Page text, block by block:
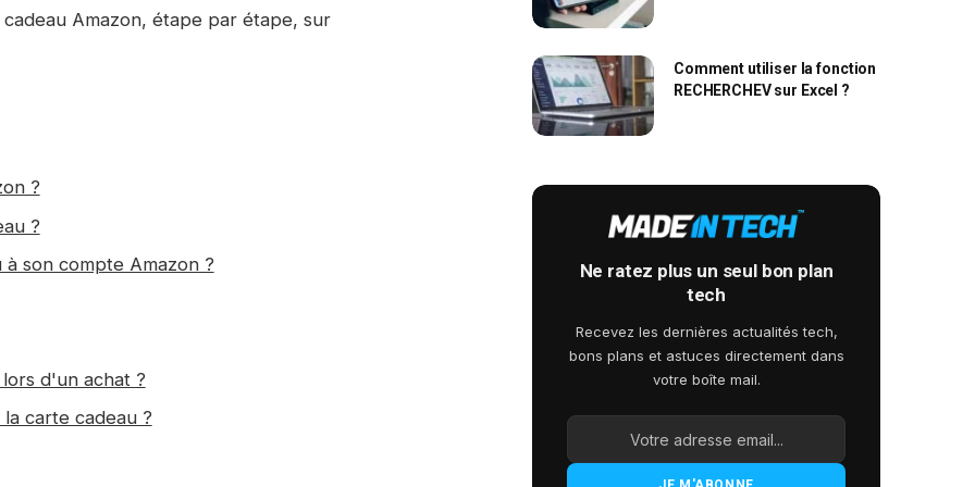
Amazon, étape par étape, sur
?
?
son compte Amazon ?
d'un achat ?
carte cadeau ?
Comment utiliser la fonction
RECHERCHEV sur Excel ?
Ne ratez plus un seul bon plan
tech
Recevez les dernières actualités tech,
bons plans et astuces directement dans
votre boîte mail.